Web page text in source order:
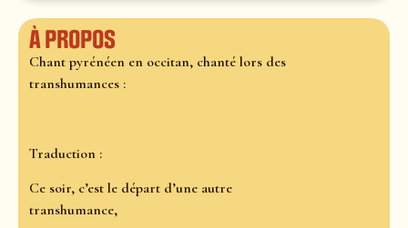
À propos
Chant pyrénéen en occitan, chanté lors des
transhumances :
Traduction :
Ce soir, c’est le départ d’une autre
transhumance,